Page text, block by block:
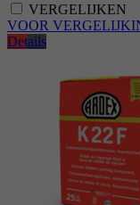
VERGELIJKEN
VOOR
Details